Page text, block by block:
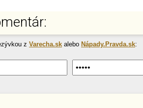
z Varecha.sk alebo Nápady.Pravda.sk: